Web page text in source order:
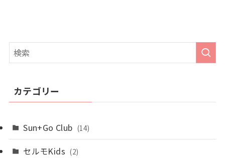
カテゴリー
Sun+Go Club (14)
セルモKids (2)